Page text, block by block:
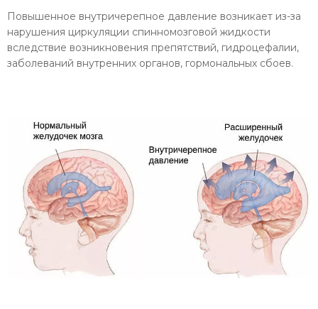
Повышенное внутричерепное давление возникает из-за
нарушения циркуляции спинномозговой жидкости
вследствие возникновения препятствий, гидроцефалии,
заболеваний внутренних органов, гормональных сбоев.